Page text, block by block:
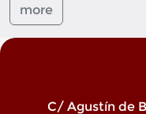
more
C/ Agustín de